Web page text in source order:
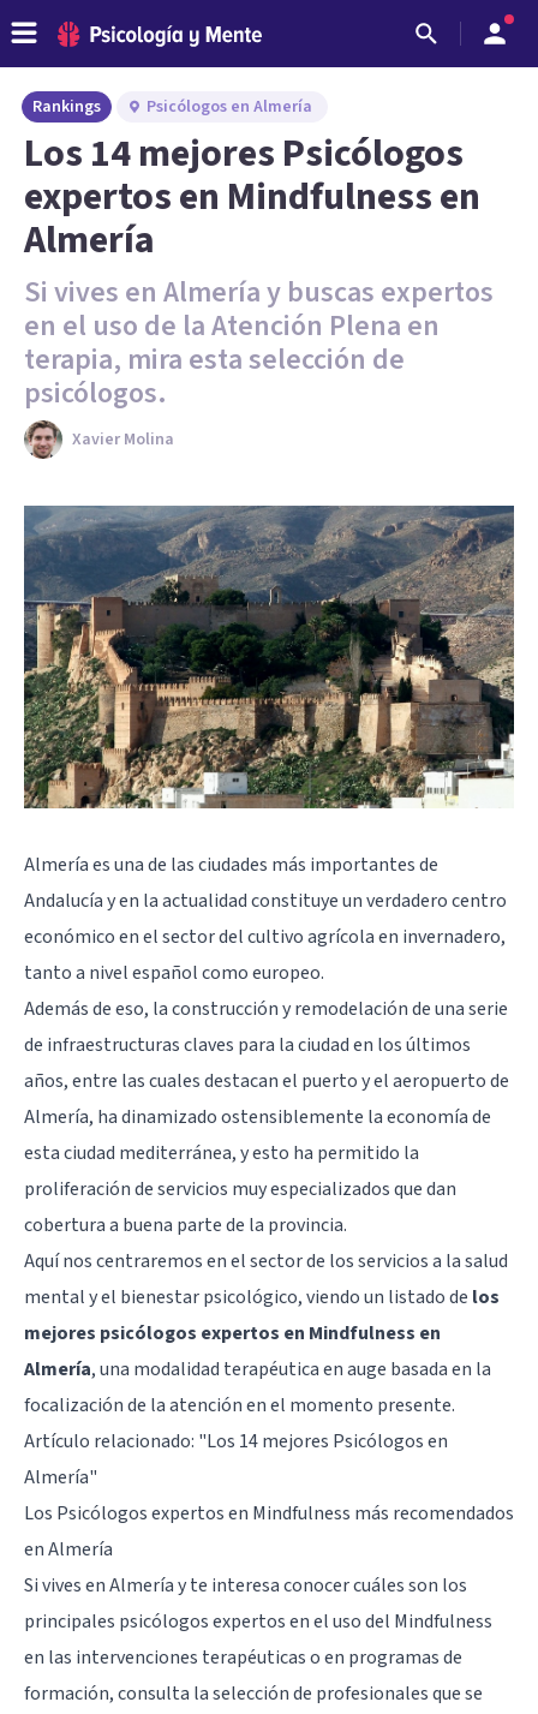
Rankings Psicólogos en Almería
Los 14 mejores Psicólogos
expertos en Mindfulness en
Almería
Si vives en Almería y buscas expertos
en el uso de la Atención Plena en
terapia, mira esta selección de
psicólogos.
Xavier Molina
Almería es una de las ciudades más importantes de
Andalucía y en la actualidad constituye un verdadero centro
económico en el sector del cultivo agrícola en invernadero,
tanto a nivel español como europeo.
Además de eso, la construcción y remodelación de una serie
de infraestructuras claves para la ciudad en los últimos
años, entre las cuales destacan el puerto y el aeropuerto de
Almería, ha dinamizado ostensiblemente la economía de
esta ciudad mediterránea, y esto ha permitido la
proliferación de servicios muy especializados que dan
cobertura a buena parte de la provincia.
Aquí nos centraremos en el sector de los servicios a la salud
mental y el bienestar psicológico, viendo un listado de los
mejores psicólogos expertos en Mindfulness en
Almería, una modalidad terapéutica en auge basada en la
focalización de la atención en el momento presente.
Artículo relacionado: "Los 14 mejores Psicólogos en
Almería"
Los Psicólogos expertos en Mindfulness más recomendados
en Almería
Si vives en Almería y te interesa conocer cuáles son los
principales psicólogos expertos en el uso del Mindfulness
en las intervenciones terapéuticas o en programas de
formación, consulta la selección de profesionales que se